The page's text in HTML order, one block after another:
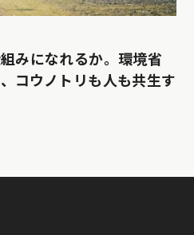
みになれるか。環境省
コウノトリも人も共生す